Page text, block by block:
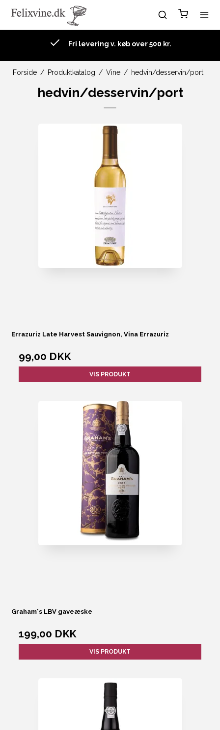
Fri levering v. køb over 500 kr.
Forside / Produktkatalog / Vine / hedvin/desservin/port
hedvin/desservin/port
Errazuriz Late Harvest Sauvignon, Vina Errazuriz
99,00 DKK
VIS PRODUKT
Graham's LBV gaveæske
199,00 DKK
VIS PRODUKT